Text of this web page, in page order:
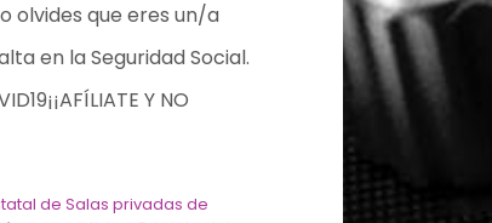
olvides que eres un/a
en la Seguridad Social.
Y NO
de Salas privadas de